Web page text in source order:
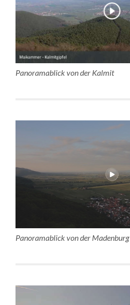
Panoramablick von der Kalmit
Panoramablick von der Madenburg